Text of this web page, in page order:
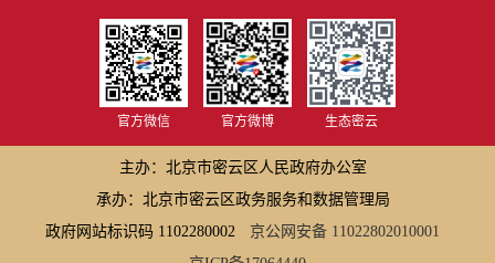
官方微信 官方微博 生态密云
主办：北京市密云区人民政府办公室
承办：北京市密云区政务服务和数据管理局
政府网站标识码 1102280002
京公网安备 11022802010001